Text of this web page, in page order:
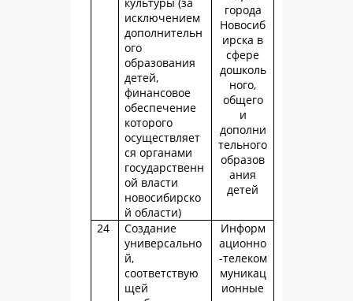
исключением
дополнительн
ого
образования
детей,
финансовое
обеспечение
которого
осуществляет
ся органами
государственн
ой власти
новосибирско
й области)
города
Новосиб
ирска в
сфере
дошколь
ного,
общего
и
дополни
тельного
образов
ания
детей
24
Создание
универсально
й,
соответствую
щей
Информ
ационно
-телеком
муникац
ионные